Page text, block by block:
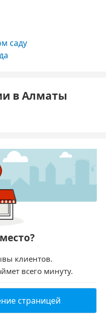
саду
в Алматы
клиентов.
всего минуту.
страницей